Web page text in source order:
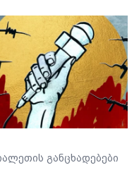
განცხადებები